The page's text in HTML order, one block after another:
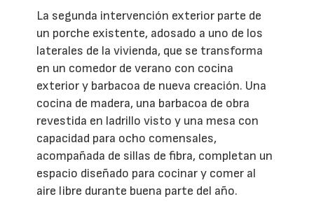
La segunda intervención exterior parte de
un porche existente, adosado a uno de los
laterales de la vivienda, que se transforma
en un comedor de verano con cocina
exterior y barbacoa de nueva creación. Una
cocina de madera, una barbacoa de obra
revestida en ladrillo visto y una mesa con
capacidad para ocho comensales,
acompañada de sillas de fibra, completan un
espacio diseñado para cocinar y comer al
aire libre durante buena parte del año.